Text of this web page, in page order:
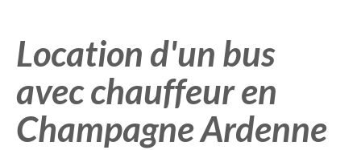
Location d'un bus
avec chauffeur en
Champagne Ardenne